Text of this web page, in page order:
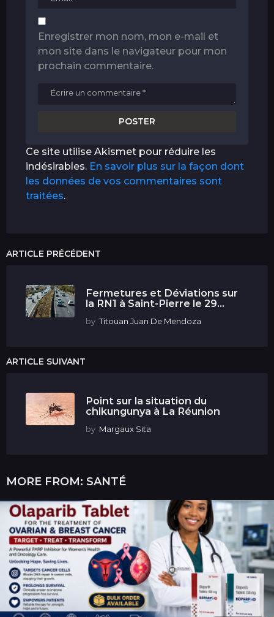
Enregistrer mon nom, mon e-mail et
mon site dans le navigateur pour mon
prochain commentaire.
Ce site utilise Akismet pour réduire les
indésirables. En savoir plus sur la façon dont
les données de vos commentaires sont
traitées.
ARTICLE PRÉCÉDENT
Fermetures et Déviations sur
la RN1 à Saint-Pierre le 29...
by Titouan Juan De Mendoza
ARTICLE SUIVANT
Point sur la situation du
chikungunya à La Réunion
by Margaux Sita
MORE FROM: SANTÉ